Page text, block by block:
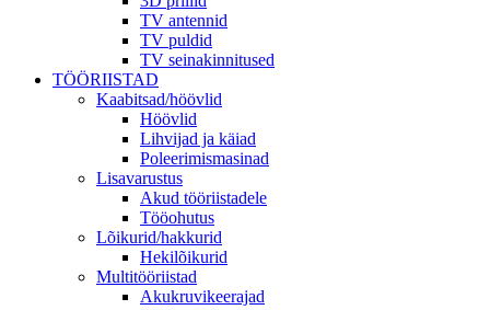
TV antennid
TV puldid
TV seinakinnitused
TÖÖRIISTAD
Kaabitsad/höövlid
Höövlid
Lihvijad ja käiad
Poleerimismasinad
Lisavarustus
Akud tööriistadele
Tööohutus
Lõikurid/hakkurid
Hekilõikurid
Multitööriistad
Akukruvikeerajad